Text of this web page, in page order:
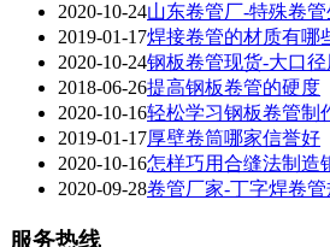
2020-10-24山东卷管厂-特殊卷
2019-01-17焊接卷管的材质有
2020-10-24钢板卷管现货-大口
2018-06-26提高钢板卷管的硬度
2020-10-16轻松学习钢板卷管
2019-01-17厚壁卷筒哪家信誉好
2020-10-16怎样巧用合缝法制造
2020-09-28卷管厂家-丁字焊卷
服务热线